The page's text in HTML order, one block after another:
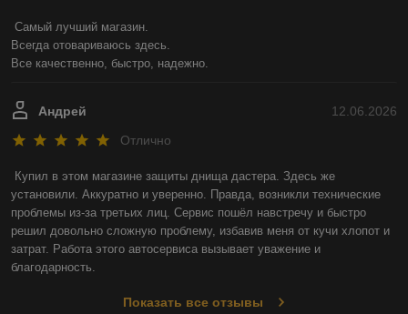
Самый лучший магазин.
Всегда отовариваюсь здесь.
Все качественно, быстро, надежно.
12.06.2026
Андрей
Отлично
Купил в этом магазине защиты днища дастера. Здесь же
установили. Аккуратно и уверенно. Правда, возникли технические
проблемы из-за третьих лиц. Сервис пошёл навстречу и быстро
решил довольно сложную проблему, избавив меня от кучи хлопот и
затрат. Работа этого автосервиса вызывает уважение и
благодарность.
Показать все отзывы